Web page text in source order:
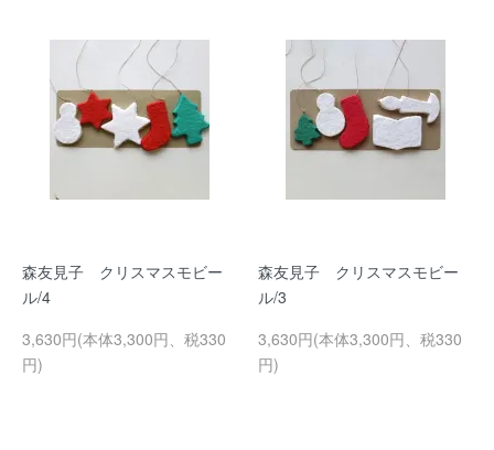
森友見子 クリスマスモビー
ル/4
3,630円(本体3,300円、税330
円)
森友見子 クリスマスモビー
ル/3
3,630円(本体3,300円、税330
円)